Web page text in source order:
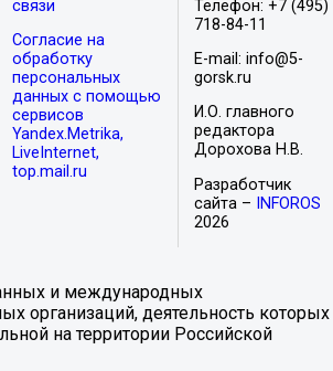
связи
Согласие на
обработку
персональных
данных с помощью
сервисов
Yandex.Metrika,
LiveInternet,
top.mail.ru
Телефон: +7 (495)
718-84-11
E-mail: info@5-
gorsk.ru
И.О. главного
редактора
Дорохова Н.В.
Разработчик
сайта –
INFOROS
2026
и международных
организаций, деятельность которых
на территории Российской